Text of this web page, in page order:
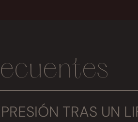
TRAS UN